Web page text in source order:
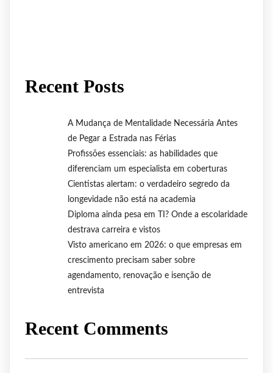
Recent Posts
A Mudança de Mentalidade Necessária Antes
de Pegar a Estrada nas Férias
Profissões essenciais: as habilidades que
diferenciam um especialista em coberturas
Cientistas alertam: o verdadeiro segredo da
longevidade não está na academia
Diploma ainda pesa em TI? Onde a escolaridade
destrava carreira e vistos
Visto americano em 2026: o que empresas em
crescimento precisam saber sobre
agendamento, renovação e isenção de
entrevista
Recent Comments